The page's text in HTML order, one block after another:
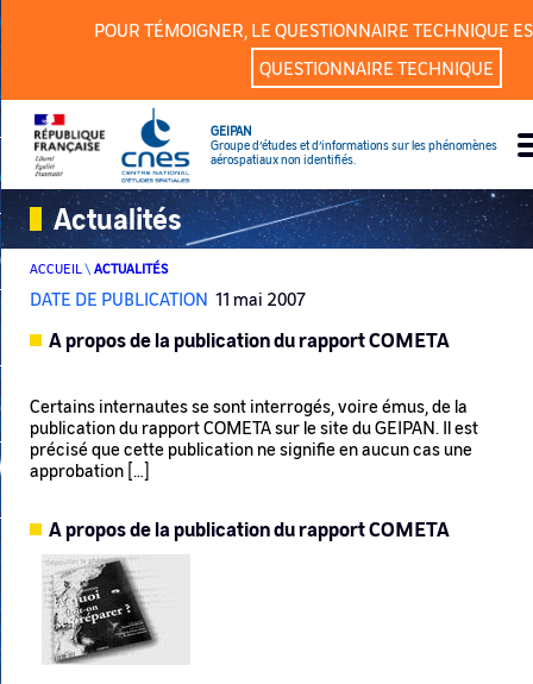
POUR TÉMOIGNER, LE QUESTIONNAIRE TECHNIQUE
QUESTIONNAIRE TECHNIQUE
GEIPAN
Groupe d’études et d’informations sur les phénomènes
aérospatiaux non identifiés.
Actualités
ACCUEIL\ ACTUALITÉS
DATE DE PUBLICATION 11 mai 2007
A propos de la publication du rapport COMETA
Certains internautes se sont interrogés, voire émus, de la
publication du rapport COMETA sur le site du GEIPAN. Il est
précisé que cette publication ne signifie en aucun cas une
approbation […]
A propos de la publication du rapport COMETA
Image